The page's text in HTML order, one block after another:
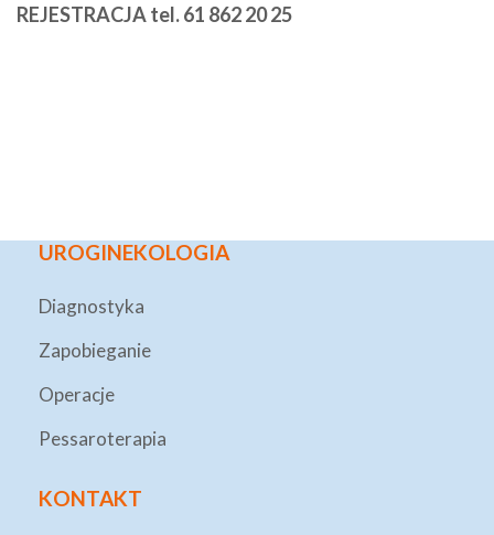
REJESTRACJA tel. 61 862 20 25
UROGINEKOLOGIA
Diagnostyka
Zapobieganie
Operacje
Pessaroterapia
KONTAKT